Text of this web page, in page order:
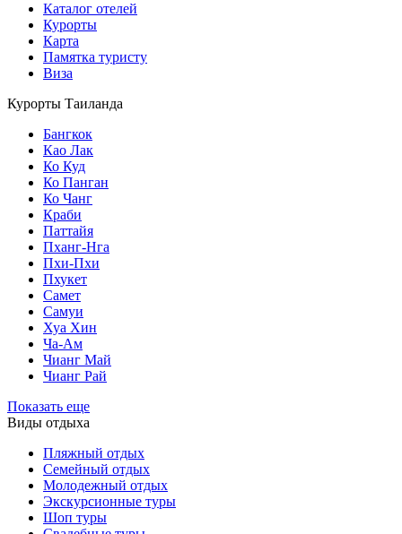
Каталог отелей
Курорты
Карта
Памятка туристу
Виза
Курорты Таиланда
Бангкок
Као Лак
Ко Куд
Ко Панган
Ко Чанг
Краби
Паттайя
Пханг-Нга
Пхи-Пхи
Пхукет
Самет
Самуи
Хуа Хин
Ча-Ам
Чианг Май
Чианг Рай
Показать еще
Виды отдыха
Пляжный отдых
Семейный отдых
Молодежный отдых
Экскурсионные туры
Шоп туры